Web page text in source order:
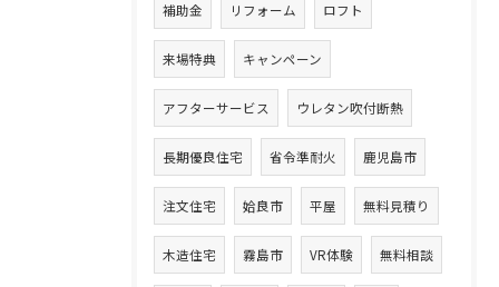
補助金 リフォーム ロフト
来場特典 キャンペーン
アフターサービス ウレタン吹付断熱
長期優良住宅 省令準耐火 鹿児島市
注文住宅 姶良市 平屋 無料見積り
木造住宅 霧島市 VR体験 無料相談